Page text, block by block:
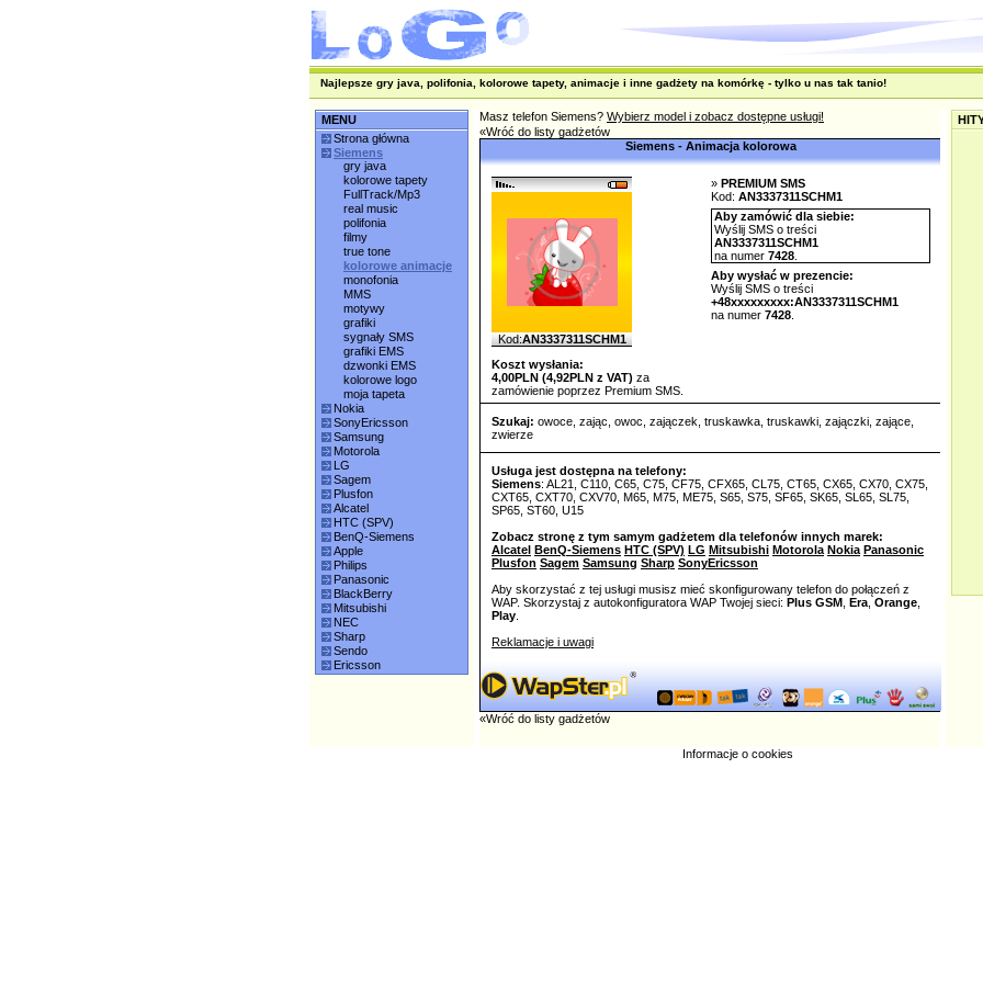
Najlepsze gry java, polifonia, kolorowe tapety, animacje i inne gadżety na komórkę - tylko u nas tak tanio!
MENU
Strona główna
Siemens
gry java
kolorowe tapety
FullTrack/Mp3
real music
polifonia
filmy
true tone
kolorowe animacje
monofonia
MMS
motywy
grafiki
sygnały SMS
grafiki EMS
dzwonki EMS
kolorowe logo
moja tapeta
Nokia
SonyEricsson
Samsung
Motorola
LG
Sagem
Plusfon
Alcatel
HTC (SPV)
BenQ-Siemens
Apple
Philips
Panasonic
BlackBerry
Mitsubishi
NEC
Sharp
Sendo
Ericsson
Masz telefon Siemens? Wybierz model i zobacz dostępne usługi!
«Wróć do listy gadżetów
Siemens - Animacja kolorowa
Kod:AN3337311SCHM1
Koszt wysłania:
4,00PLN (4,92PLN z VAT) za
zamówienie poprzez Premium SMS.
» PREMIUM SMS
Kod: AN3337311SCHM1
Aby zamówić dla siebie:
Wyślij SMS o treści
AN3337311SCHM1
na numer 7428
Aby wysłać w prezencie:
Wyślij SMS o treści
+48xxxxxxxxx:AN3337311SCHM1
na numer 7428
Szukaj: owoce zając owoc zajączek truskawka truskawki zajączki zające
zwierze
Usługa jest dostępna na telefony:
Siemens: AL21, C110, C65, C75, CF75, CFX65, CL75, CT65, CX65, CX70, CX75,
CXT65, CXT70, CXV70, M65, M75, ME75, S65, S75, SF65, SK65, SL65, SL75,
SP65, ST60, U15
Zobacz stronę z tym samym gadżetem dla telefonów innych marek:
Alcatel BenQ-Siemens HTC (SPV) LG Mitsubishi Motorola Nokia Panasonic
Plusfon Sagem Samsung Sharp SonyEricsson
Aby skorzystać z tej usługi musisz mieć skonfigurowany telefon do połączeń z
WAP. Skorzystaj z autokonfiguratora WAP Twojej sieci: Plus GSM Era Orange
Play
Reklamacje i uwagi
«Wróć do listy gadżetów
Informacje o cookies